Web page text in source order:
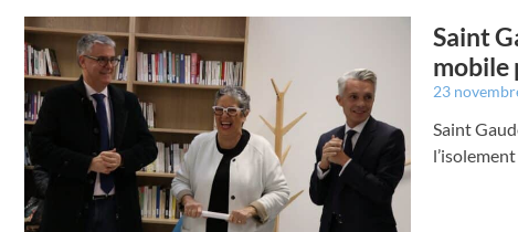
Saint
mobile
23
Saint
l’isolement